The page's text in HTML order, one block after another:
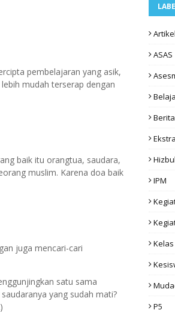
pembelajaran yang asik,
mudah terserap dengan
baik itu orangtua, saudara,
muslim. Karena doa baik
juga mencari-cari
satu sama
yang sudah mati?
Artikel
ASAS
Berita
IPM
P5